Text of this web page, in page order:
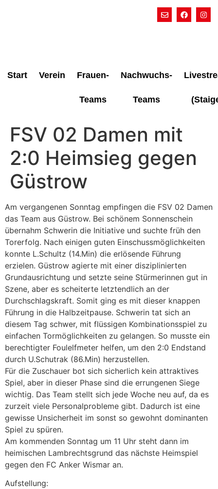
Start Verein Frauen-
Teams
Nachwuchs-
Teams
FSV 02 Damen mit
2:0 Heimsieg gegen
Güstrow
Am vergangenen Sonntag empfingen die FSV 02 Damen
das Team aus Güstrow. Bei schönem Sonnenschein
übernahm Schwerin die Initiative und suchte früh den
Torerfolg. Nach einigen guten Einschussmöglichkeiten
konnte L.Schultz (14.Min) die erlösende Führung
erzielen. Güstrow agierte mit einer disziplinierten
Grundausrichtung und setzte seine Stürmerinnen gut in
Szene, aber es scheiterte letztendlich an der
Durchschlagskraft. Somit ging es mit dieser knappen
Führung in die Halbzeitpause. Schwerin tat sich an
diesem Tag schwer, mit flüssigen Kombinationsspiel zu
einfachen Tormöglichkeiten zu gelangen. So musste ein
berechtigter Foulelfmeter helfen, um den 2:0 Endstand
durch U.Schutrak (86.Min) herzustellen.
Für die Zuschauer bot sich sicherlich kein attraktives
Spiel, aber in dieser Phase sind die errungenen Siege
wichtig. Das Team stellt sich jede Woche neu auf, da es
zurzeit viele Personalprobleme gibt. Dadurch ist eine
gewisse Unsicherheit im sonst so gewohnt dominanten
Spiel zu spüren.
Am kommenden Sonntag um 11 Uhr steht dann im
heimischen Lambrechtsgrund das nächste Heimspiel
gegen den FC Anker Wismar an.
Aufstellung: